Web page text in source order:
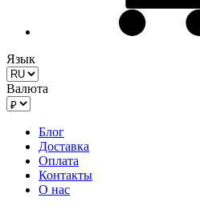
Язык
Валюта
Блог
Доставка
Оплата
Контакты
О нас